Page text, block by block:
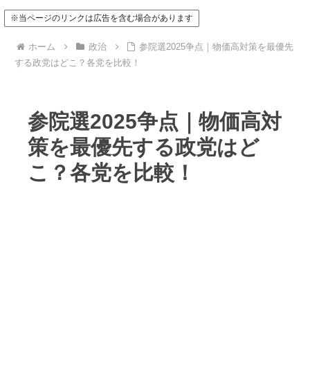
※当ページのリンクは広告を含む場合があります
ホーム 政治
参院選2025争点｜物価高対策を最優先
する政党はどこ？各党を比較！
参院選2025争点｜物価高対
策を最優先する政党はど
こ？各党を比較！